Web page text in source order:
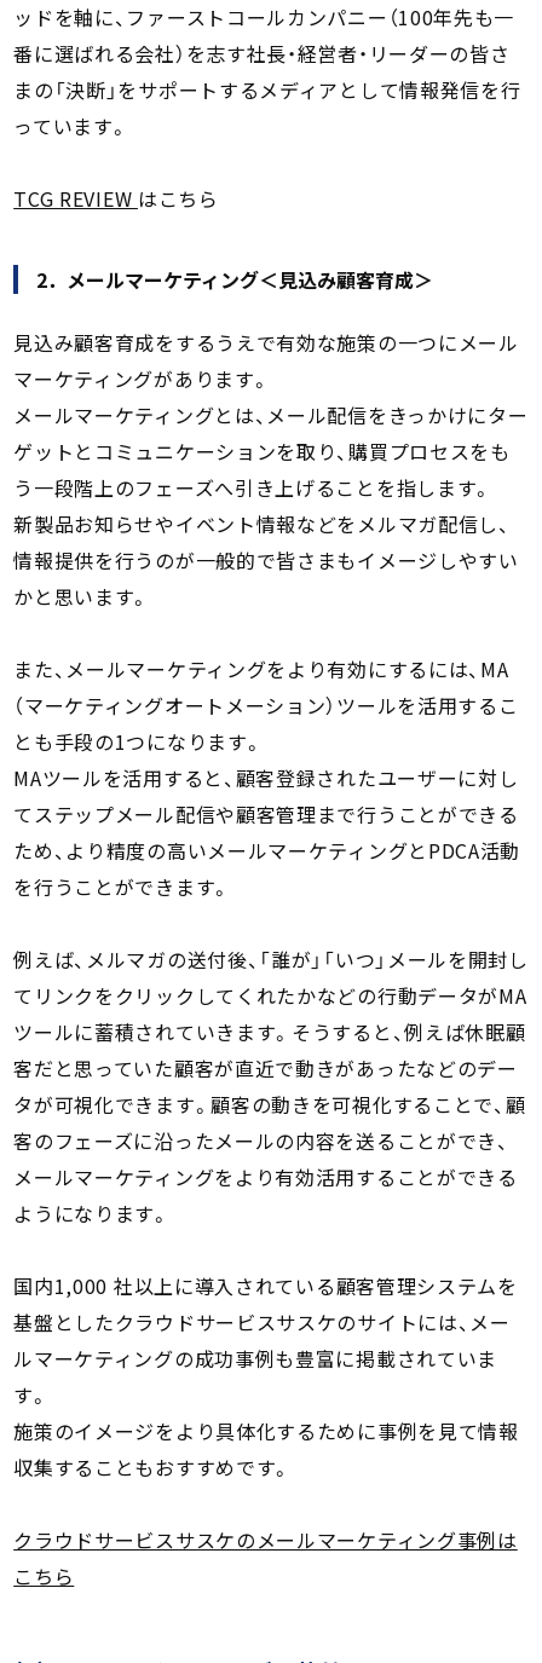
ッドを軸に、ファーストコールカンパニー（100年先も一
番に選ばれる会社）を志す社長・経営者・リーダーの皆さ
まの「決断」をサポートするメディアとして情報発信を行
っています。
TCG REVIEW はこちら
2．メールマーケティング＜見込み顧客育成＞
見込み顧客育成をするうえで有効な施策の一つにメール
マーケティングがあります。
メールマーケティングとは、メール配信をきっかけにター
ゲットとコミュニケーションを取り、購買プロセスをも
う一段階上のフェーズへ引き上げることを指します。
新製品お知らせやイベント情報などをメルマガ配信し、
情報提供を行うのが一般的で皆さまもイメージしやすい
かと思います。
また、メールマーケティングをより有効にするには、MA
（マーケティングオートメーション）ツールを活用するこ
とも手段の1つになります。
MAツールを活用すると、顧客登録されたユーザーに対し
てステップメール配信や顧客管理まで行うことができる
ため、より精度の高いメールマーケティングとPDCA活動
を行うことができます。
例えば、メルマガの送付後、「誰が」「いつ」メールを開封し
てリンクをクリックしてくれたかなどの行動データがMA
ツールに蓄積されていきます。そうすると、例えば休眠顧
客だと思っていた顧客が直近で動きがあったなどのデー
タが可視化できます。顧客の動きを可視化することで、顧
客のフェーズに沿ったメールの内容を送ることができ、
メールマーケティングをより有効活用することができる
ようになります。
国内1,000 社以上に導入されている顧客管理システムを
基盤としたクラウドサービスサスケのサイトには、メー
ルマーケティングの成功事例も豊富に掲載されていま
す。
施策のイメージをより具体化するために事例を見て情報
収集することもおすすめです。
クラウドサービスサスケのメールマーケティング事例は
こちら